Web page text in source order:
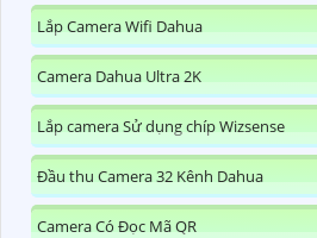
Lắp Camera Wifi Dahua
Camera Dahua Ultra 2K
Lắp camera Sử dụng chíp Wizsense
Đầu thu Camera 32 Kênh Dahua
Camera Có Đọc Mã QR